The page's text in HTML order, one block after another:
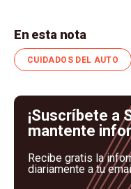
En esta nota
CUIDADOS DEL AUTO
¡Suscríbete a
mantente
Recibe gratis la
diariamente a tu